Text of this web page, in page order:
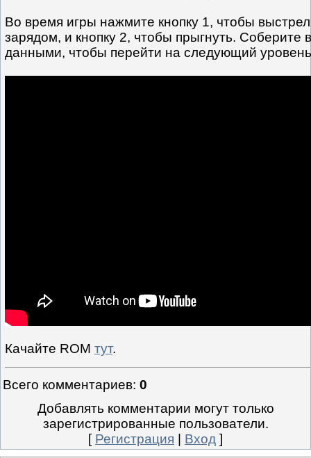
Во время игры нажмите кнопку 1, чтобы
зарядом, и кнопку 2, чтобы прыгнуть. Соберите
данными, чтобы перейти на следующий
Качайте ROM тут.
Всего комментариев: 0
Добавлять комментарии могут только
зарегистрированные пользователи.
[ Регистрация Вход ]